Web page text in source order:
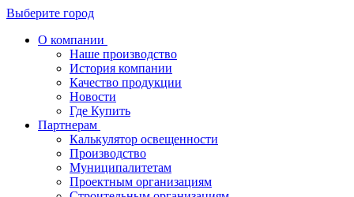
Выберите город
О компании
Наше производство
История компании
Качество продукции
Новости
Где Купить
Партнерам
Калькулятор освещенности
Производство
Муниципалитетам
Проектным организациям